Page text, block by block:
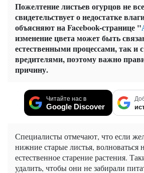
Пожелтение листьев огурцов не
свидетельствует о недостатке
объясняют на Facebook-странице "
изменение цвета может быть
естественными процессами, так и
вредителями, поэтому важно
причину.
Читайте нас в
Google Discover
Специалисты отмечают, что если
нижние старые листья, волноваться
естественное старение растения.
удалить, чтобы они не забирали